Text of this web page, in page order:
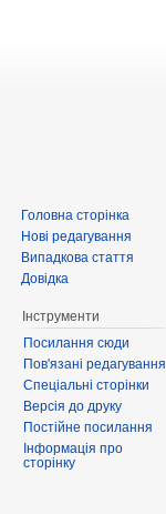
Головна сторінка
Нові редагування
Випадкова стаття
Довідка
Інструменти
Посилання сюди
Пов'язані редагування
Спеціальні сторінки
Версія до друку
Постійне посилання
Інформація про
сторінку